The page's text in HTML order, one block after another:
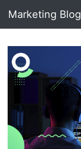
Marketing Blog